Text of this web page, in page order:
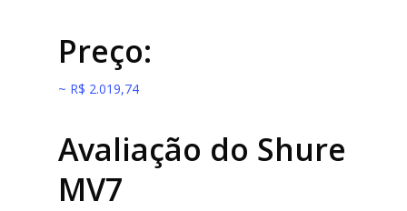
Preço:
~ R$ 2.019,74
Avaliação do Shure
MV7